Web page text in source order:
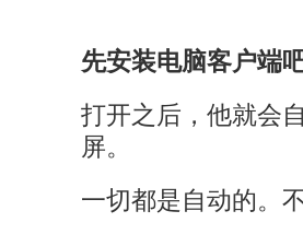
先安装电脑客户端
打开之后，他就会
屏。
一切都是自动的。